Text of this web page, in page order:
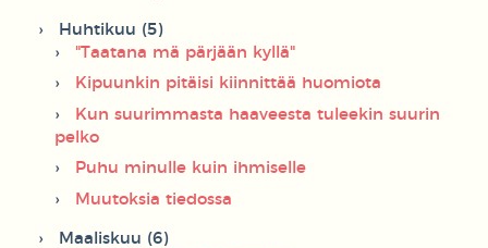
Huhtikuu (5)
"Taatana mä pärjään kyllä"
Kipuunkin pitäisi kiinnittää huomiota
Kun suurimmasta haaveesta tuleekin suurin
pelko
Puhu minulle kuin ihmiselle
Muutoksia tiedossa
Maaliskuu (6)